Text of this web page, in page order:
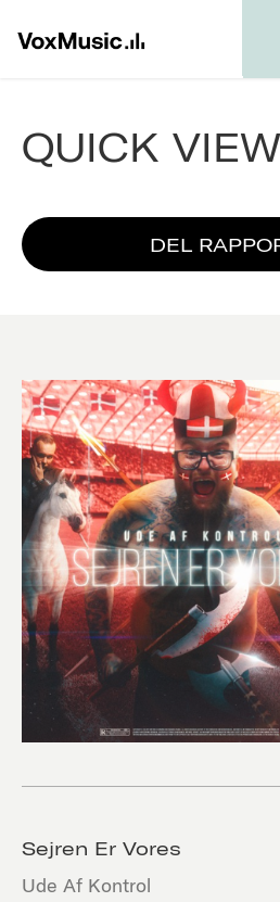
QUICK
DEL
Sejren Er Vores
Ude Af Kontrol